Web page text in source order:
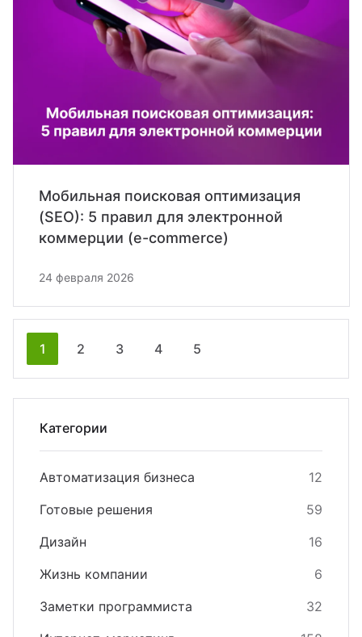
Мобильная поисковая оптимизация
(SEO): 5 правил для электронной
коммерции (e-commerce)
24 февраля 2026
1 2 3 4 5
Категории
Автоматизация бизнеса
12
Готовые решения
59
Дизайн
16
Жизнь компании
6
Заметки программиста
32